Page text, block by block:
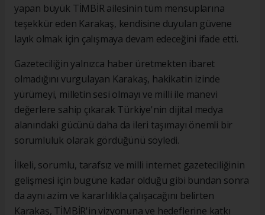
yapan büyük TİMBİR ailesinin tüm mensuplarına
teşekkür eden Karakaş, kendisine duyulan güvene
layık olmak için çalışmaya devam edeceğini ifade etti.
Gazeteciliğin yalnızca haber üretmekten ibaret
olmadığını vurgulayan Karakaş, hakikatin izinde
yürümeyi, milletin sesi olmayı ve milli ile manevi
değerlere sahip çıkarak Türkiye'nin dijital medya
alanındaki gücünü daha da ileri taşımayı önemli bir
sorumluluk olarak gördüğünü söyledi.
İlkeli, sorumlu, tarafsız ve milli internet gazeteciliğinin
gelişmesi için bugüne kadar olduğu gibi bundan sonra
da aynı azim ve kararlılıkla çalışacağını belirten
Karakaş, TİMBİR'in vizyonuna ve hedeflerine katkı